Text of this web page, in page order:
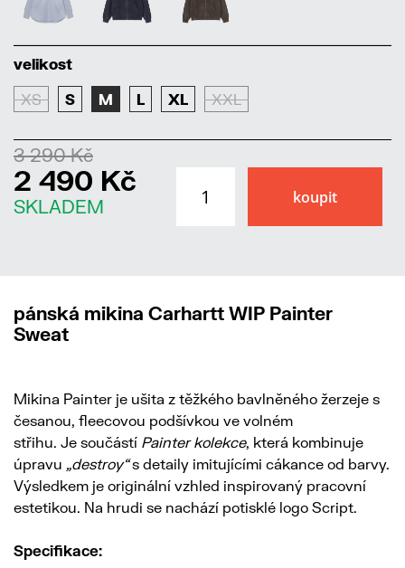
velikost
XS S M L XL XXL
3 290 Kč
2 490 Kč
SKLADEM
pánská mikina Carhartt WIP Painter
Sweat
Mikina Painter je ušita z těžkého bavlněného žerzeje s
česanou, fleecovou podšívkou ve volném
střihu. Je součástí Painter kolekce, která kombinuje
úpravu „destroy“s detaily imitujícími cákance od barvy.
Výsledkem je originální vzhled inspirovaný pracovní
estetikou. Na hrudi se nachází potisklé logo Script.
Specifikace: